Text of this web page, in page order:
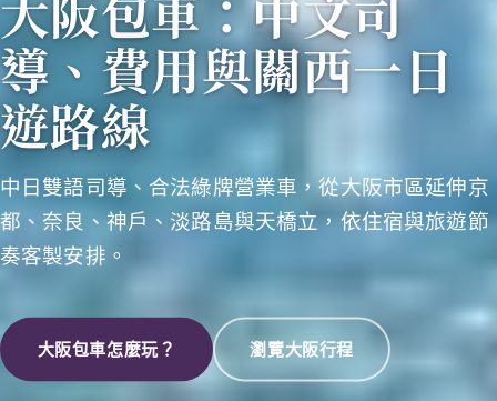
導、費用與關西一日
遊路線
中日雙語司導、合法綠牌營業車，從大阪市區延伸京
都、奈良、神戶、淡路島與天橋立，依住宿與旅遊節
奏客製安排。
大阪包車怎麼玩？ 瀏覽大阪行程